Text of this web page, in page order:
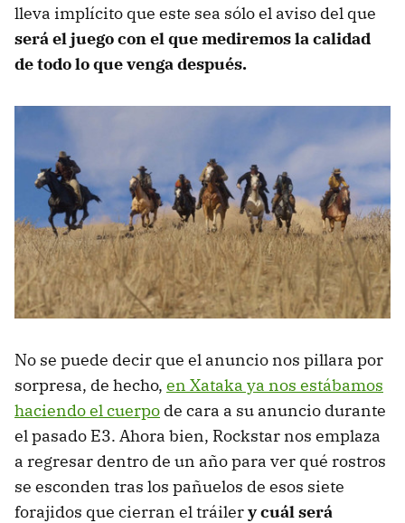
lleva implícito que este sea sólo el aviso del que
será el juego con el que mediremos la calidad
de todo lo que venga después.
No se puede decir que el anuncio nos pillara por
sorpresa, de hecho, en Xataka ya nos estábamos
haciendo el cuerpo de cara a su anuncio durante
el pasado E3. Ahora bien, Rockstar nos emplaza
a regresar dentro de un año para ver qué rostros
se esconden tras los pañuelos de esos siete
forajidos que cierran el tráilery cuál será